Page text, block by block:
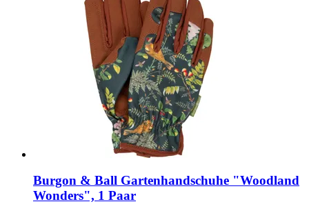
Burgon & Ball Gartenhandschuhe "Woodland
Wonders", 1 Paar